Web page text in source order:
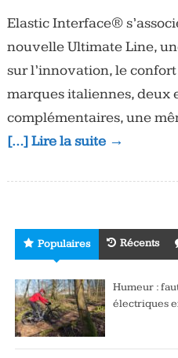
Elastic Interface®
nouvelle Ultimate Line,
sur l’innovation, le
marques italiennes, deux
complémentaires, une
[…] Lire la suite →
Populaires Récents
Humeur :
électriques